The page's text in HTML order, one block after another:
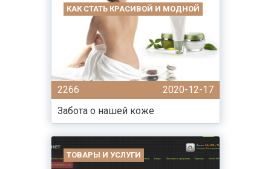
КАК СТАТЬ КРАСИВОЙ И МОДНОЙ
2266
2020-12-17
Забота о нашей коже
ТОВАРЫ И УСЛУГИ